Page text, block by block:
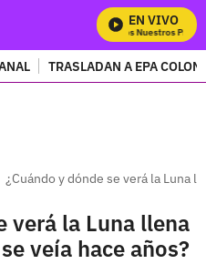
EN VIVO
Mira Todos Nuestros
TRASLADAN A EPA
¿Cuándo y dónde se verá la Luna
verá la Luna llena
veía hace años?